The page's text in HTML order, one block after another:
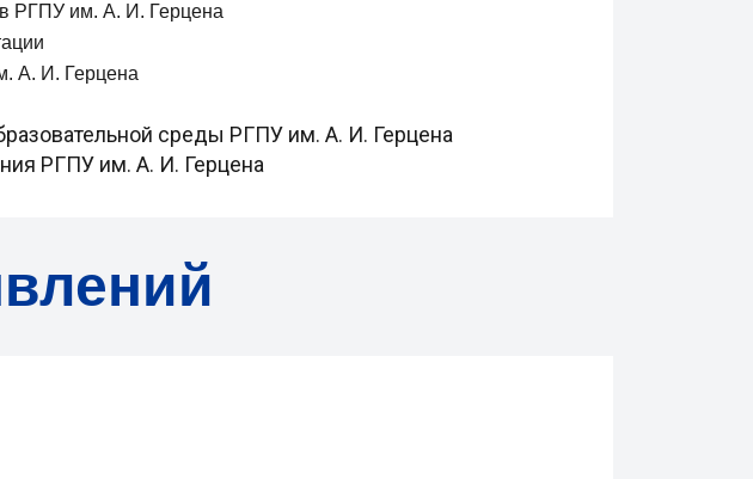
в РГПУ им. А. И. Герцена
А. И. Герцена
среды РГПУ им. А. И. Герцена
РГПУ им. А. И. Герцена